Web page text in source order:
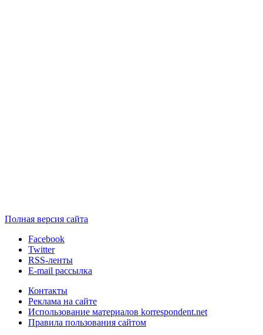
Полная версия сайта
Facebook
Twitter
RSS-ленты
E-mail рассылка
Контакты
Реклама на сайте
Использование материалов korrespondent.net
Правила пользования сайтом